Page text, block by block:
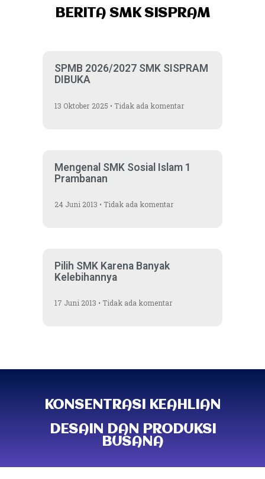
BERITA SMK SISPRAM
SPMB 2026/2027 SMK SISPRAM
DIBUKA
13 Oktober 2025 Tidak ada komentar
Mengenal SMK Sosial Islam 1
Prambanan
24 Juni 2013 Tidak ada komentar
Pilih SMK Karena Banyak
Kelebihannya
17 Juni 2013 Tidak ada komentar
KONSENTRASI KEAHLIAN
DESAIN DAN PRODUKSI
BUSANA